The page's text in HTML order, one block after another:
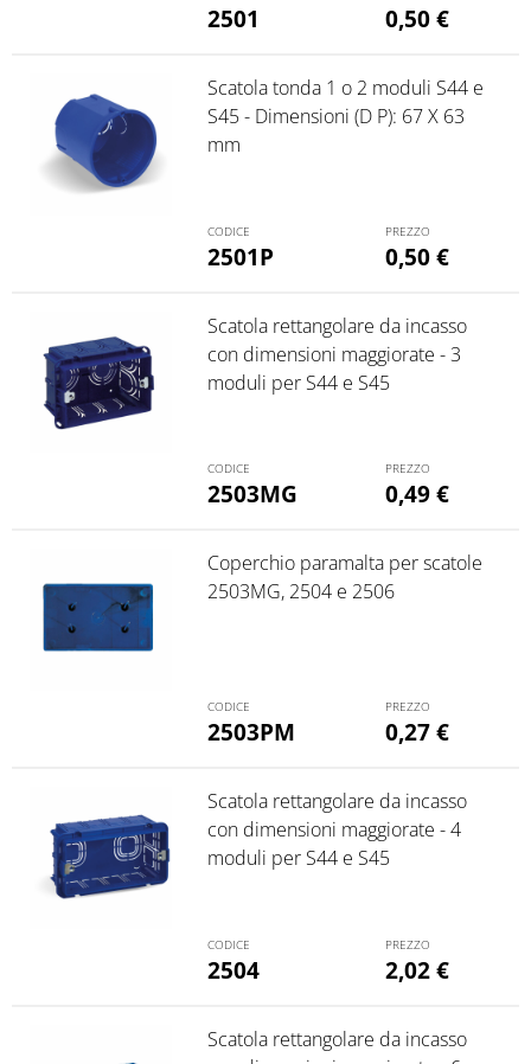
2501 0,50€
2501P
Scatola tonda 1 o 2 moduli S44 e
S45 - Dimensioni (D P): 67 X 63
mm
0,50€
2503MG
Scatola rettangolare da incasso
con dimensioni maggiorate - 3
moduli per S44 e S45
0,49€
2503PM
Coperchio paramalta per scatole
2503MG, 2504 e 2506
0,27€
2504
Scatola rettangolare da incasso
con dimensioni maggiorate - 4
moduli per S44 e S45
2,02€
Scatola rettangolare da incasso